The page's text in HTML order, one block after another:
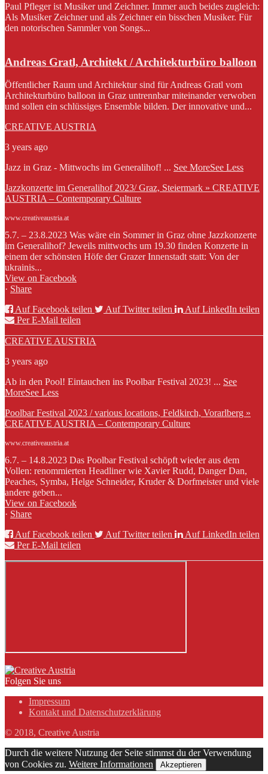
Paul Pfleger ist Musiker und Zeichner. Immer auch beides zugleich:
Als Musiker Zeichner und als Zeichner ein bisschen Musiker. Für
den notorischen Sammler von Songs...
Andreas Gratl, Architekt / Architekturbüro balloon
Öffentlicher Raum und Architektur sind für Andreas Gratl vom
Architekturbüro balloon in Graz untrennbar miteinander verwoben
und sollen ein schlüssiges Ensemble bilden. Der innovative und...
CREATIVE AUSTRIA
3 years ago
Jazz in Graz - Mittwochs im Generalihof! ... See MoreSee Less
Jazzkonzerte im Generalihof 2023/ Graz, Steiermark » CREATIVE
AUSTRIA – Contemporary Culture
www.creativeaustria.at
5.7. – 23.8.2023 Was wäre ein Sommer in Graz ohne Jazzkonzerte
im Generalihof? Jeweils mittwochs um 19.30 finden Konzerte in
einem der schönsten Höfe der Grazer Innenstadt statt: Von der
ukrainis...
View on Facebook
· Share
Auf Facebook teilen
Auf Twitter teilen
Auf LinkedIn teilen
Per E-Mail teilen
CREATIVE AUSTRIA
3 years ago
Ab in den Pool! Eintauchen ins Poolbar Festival 2023! ... See
MoreSee Less
Poolbar Festival 2023 / various locations, Feldkirch, Vorarlberg »
CREATIVE AUSTRIA – Contemporary Culture
www.creativeaustria.at
6.7. – 14.8.2023 Das Poolbar Festival schöpft wieder aus dem
Vollen: renommierten Headliner wie Xavier Rudd, Danger Dan,
Peaches, Symba, Helge Schneider, Kruder & Dorfmeister und viele
andere geben...
View on Facebook
· Share
Auf Facebook teilen
Auf Twitter teilen
Auf LinkedIn teilen
Per E-Mail teilen
Folgen Sie uns
Impressum
Kontakt und Datenschutzerklärung
© 2018, Creative Austria
Durch die weitere Nutzung der Seite stimmst du der Verwendung
von Cookies zu. Weitere Informationen Akzeptieren